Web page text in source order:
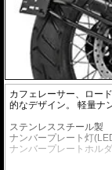
カフェレーサー、ロー
的なデザイン。 軽量ナ
ステンレススチール製
ナンバープレート灯
ナンバープレートホル